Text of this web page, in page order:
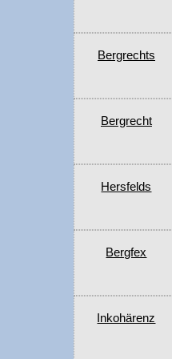
Bergrechts
Bergrecht
Hersfelds
Bergfex
Inkohärenz